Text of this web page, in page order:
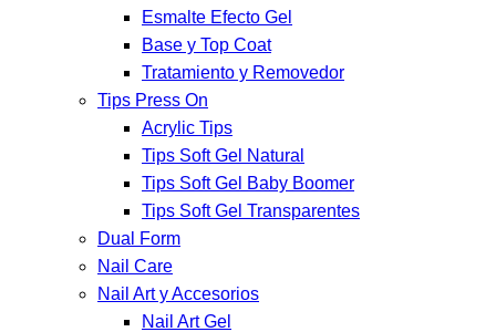
Esmalte Efecto Gel
Base y Top Coat
Tratamiento y Removedor
Tips Press On
Acrylic Tips
Tips Soft Gel Natural
Tips Soft Gel Baby Boomer
Tips Soft Gel Transparentes
Dual Form
Nail Care
Nail Art y Accesorios
Nail Art Gel